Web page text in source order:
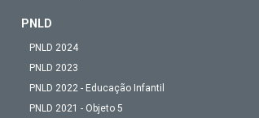
PNLD
PNLD 2024
PNLD 2023
PNLD 2022 - Educação Infantil
PNLD 2021 - Objeto 5